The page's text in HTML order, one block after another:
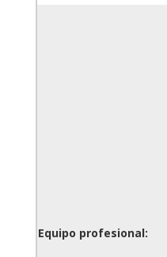
Equipo profesional: